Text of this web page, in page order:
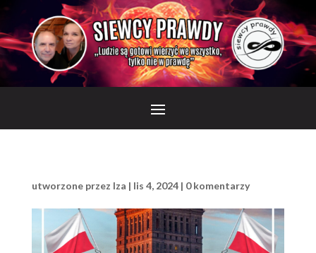
utworzone przez Iza | lis 4, 2024| 0 komentarzy